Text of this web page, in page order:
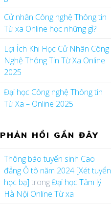
Cử nhân Công nghệ Thông tin
Từ xa Online học những gì?
Lợi Ích Khi Học Cử Nhân Công
Nghệ Thông Tin Từ Xa Online
2025
Đại học Công nghệ Thông tin
Từ Xa – Online 2025
PHẢN HỒI GẦN ĐÂY
Thông báo tuyển sinh Cao
đẳng Ô tô năm 2024 [Xét tuyển
học bạ] trongĐại học Tâm lý
Hà Nội Online Từ xa